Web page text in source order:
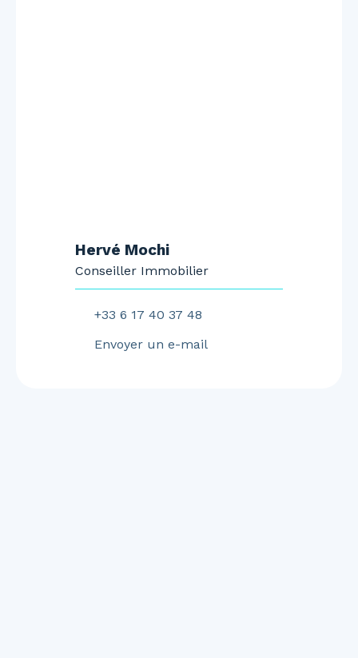
Hervé Mochi
Conseiller Immobilier
+33 6 17 40 37 48
Envoyer un e-mail